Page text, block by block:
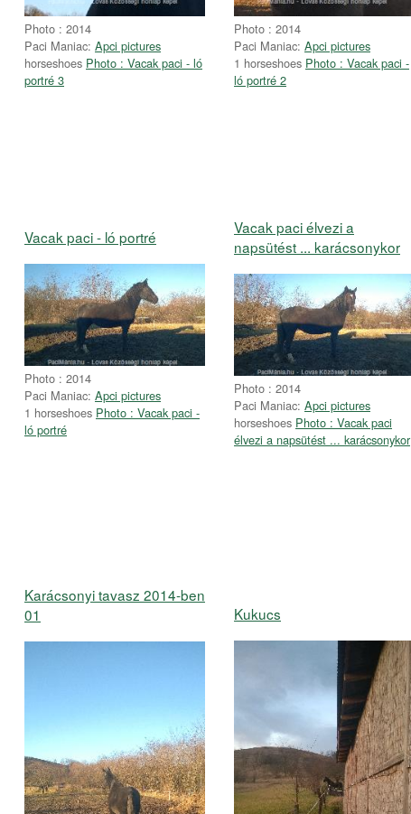
Photo : 2014
Paci Maniac: Apci pictures
horseshoes Photo : Vacak paci - ló
portré 3
Photo : 2014
Paci Maniac: Apci pictures
1 horseshoes Photo : Vacak paci -
ló portré 2
Vacak paci - ló portré
Photo : 2014
Paci Maniac: Apci pictures
1 horseshoes Photo : Vacak paci -
ló portré
Vacak paci élvezi a
napsütést ... karácsonykor
Photo : 2014
Paci Maniac: Apci pictures
horseshoes Photo : Vacak paci
élvezi a napsütést ... karácsonykor
Karácsonyi tavasz 2014-ben
01
Kukucs